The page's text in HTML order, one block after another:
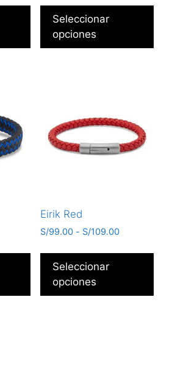
Seleccionar
opciones
Eirik Red
S/99.00 - S/109.00
Seleccionar
opciones